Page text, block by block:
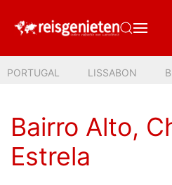
PORTUGAL LISSABON
Bairro Alto,
Estrela